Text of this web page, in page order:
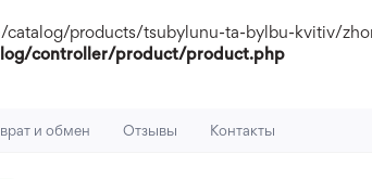
products/tsubylunu-ta-bylbu-kvitiv/
controller/product/product.php
и обмен Отзывы Контакты